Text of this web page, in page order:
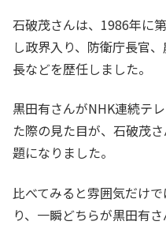
石破茂さんは、1986年に
し政界入り、防衛庁長官
長などを歴任しました。
黒田有さんがNHK連続テ
た際の見た目が、石破茂
題になりました。
比べてみると雰囲気だけ
り、一瞬どちらが黒田有